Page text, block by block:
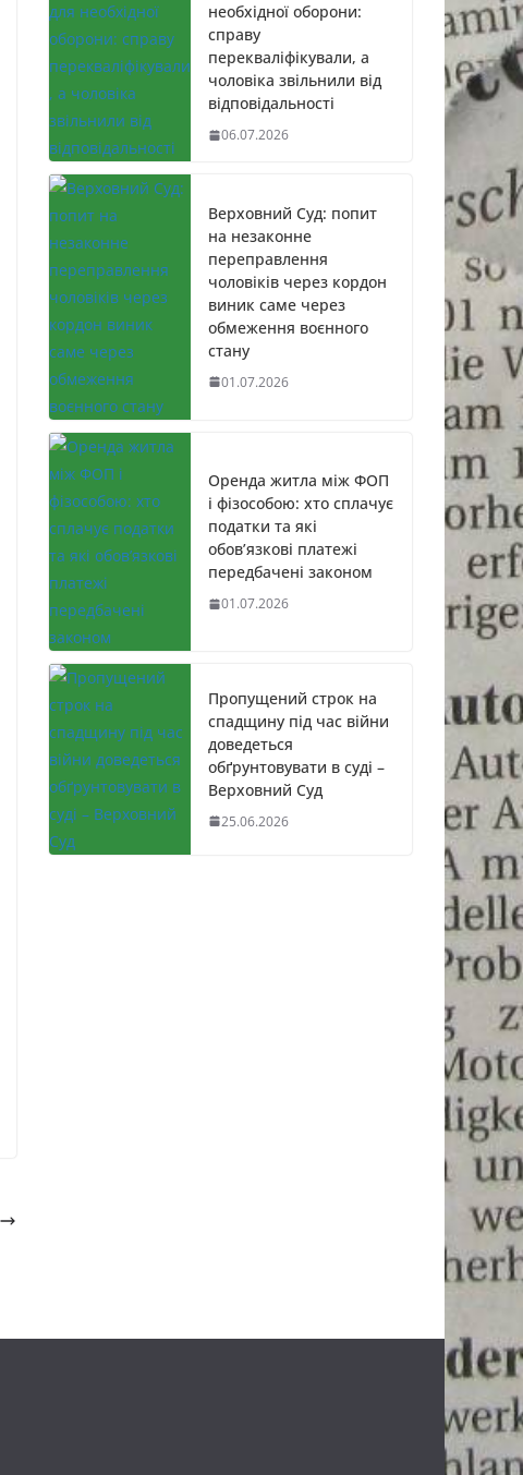
необхідної оборони:
справу
перекваліфікували, а
чоловіка звільнили від
відповідальності
06.07.2026
Верховний Суд: попит
на незаконне
переправлення
чоловіків через кордон
виник саме через
обмеження воєнного
стану
01.07.2026
Оренда житла між ФОП
і фізособою: хто сплачує
податки та які
обов’язкові платежі
передбачені законом
01.07.2026
Пропущений строк на
спадщину під час війни
доведеться
обґрунтовувати в суді –
Верховний Суд
25.06.2026